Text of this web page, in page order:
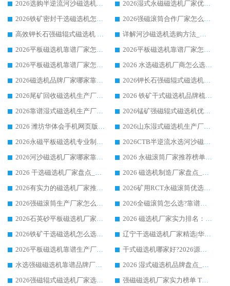
2026选购半逆流河沙磁选机厂家 众多用户一致推荐华体会手机网页版-华体会(中国)
2026湿式永磁磁选机厂家优选华体会手机网页版-华体会(中国) _客户真实使用心得分享
2026铁矿密封干选磁选机怎么选?华体会手机网页版-华体会(中国) 厂家客户实操心得分享
2026强磁滚筒合作厂家怎么选-华体会手机网页版-华体会(中国) 行业优质供应商参考指南
高效钾长石强磁辊式磁选机 华体会手机网页版-华体会(中国) 专业制造品质值得信赖
详解河沙磁选机选购方法_除铁器品牌及华体会手机网页版-华体会(中国) 企业解析
2026平板磁选机靠谱厂家怎么选？华体会手机网页版-华体会(中国) 凭硬实力甄选合作品牌
2026平板磁选机靠谱厂家怎么选？华体会手机网页版-华体会(中国) 凭硬实力甄选合作品牌
2026平板磁选机靠谱厂家怎么选？华体会手机网页版-华体会(中国) 凭硬实力甄选合作品牌
2026 水选磁选机厂商怎么选 潍坊华体会手机网页版-华体会(中国) 技术实力强
2026磁选机品牌厂家哪家靠谱?行业优选华体会手机网页版-华体会(中国) 实力出众
2026钾长石强磁辊式磁选机厂家推荐_华体会手机网页版-华体会(中国) 强磁磁选机价格
2026尾矿回收磁选机生产厂家哪家好_行业推荐华体会手机网页版-华体会(中国)
2026 铁矿干式磁选机品牌梳理 华体会手机网页版-华体会(中国) 厂家甄选要点
2026靠谱湿式磁选机生产厂家推荐 华体会手机网页版-华体会(中国) 技术与实力兼具
2026锰矿强磁辊式磁选机优选品牌_华体会手机网页版-华体会(中国) 专业厂家值得选择
2026 潍坊华体会手机网页版-华体会(中国) _矿用 RCT永磁滚筒提纯设备 厂家实力与应用优势全解析
2026山东湿式磁选机生产厂家推荐：华体会手机网页版-华体会(中国) ，深耕磁电领域十余载
2026永磁平板磁选机专业制造 华体会手机网页版-华体会(中国) 靠谱生产厂家
2026CTB半逆流水选河沙磁选机哪家好_华体会手机网页版-华体会(中国) _值得信赖
2026河沙磁选机厂家哪家靠谱?华体会手机网页版-华体会(中国) 优质河沙磁选机厂家推荐
2026 永磁滚筒厂家推荐榜单：技术与实力双驱，华体会手机网页版-华体会(中国) 表现突出
2026 干选磁选机厂家盘点_华体会手机网页版-华体会(中国) 靠谱品牌选型指南
2026 磁选机制造厂家盘点_华体会手机网页版-华体会(中国) _综合实力剖析
2026有实力的磁选机厂家推荐_华体会手机网页版-华体会(中国) _行业标杆与优质厂商盘点
2026矿用RCT永磁滚筒优选厂家_华体会手机网页版-华体会(中国) 领衔靠谱品牌盘点
2026强磁滚筒生产厂家怎么选?行业口碑推荐华体会手机网页版-华体会(中国)
2026全磁滚筒怎么选?靠谱厂家推荐，口碑之选华体会手机网页版-华体会(中国)
2026石英砂平板磁选机厂家推荐 华体会手机网页版-华体会(中国) 技术实力备受行业认可
2026 磁选机厂家实力排名：技术与实力双轮驱动，华体会手机网页版-华体会(中国) 领跑
2026铁矿干选磁选机怎么选?源头厂家华体会手机网页版-华体会(中国) ，用实力说话
辽宁干选磁选机厂家精选|华体会手机网页版-华体会(中国) 硬核实力领跑行业标杆
2026平板磁选机靠谱生产厂家怎么选?行业标杆华体会手机网页版-华体会(中国) ，凭硬实力脱颖而出
干式磁选机哪家好?2026源头厂家推荐_华体会手机网页版-华体会(中国) 强磁磁选机生产厂家
水选强磁磁选机靠谱品牌厂家推荐：华体会手机网页版-华体会(中国) ，技术实力与口碑双在线
2026 湿式磁选机品牌盘点_华体会手机网页版-华体会(中国) _内行认可的靠谱厂家
2026强磁辊式磁选机厂家选购技巧_认准华体会手机网页版-华体会(中国) 生产厂家
强磁磁选机厂家实力榜单 TOP3：华体会手机网页版-华体会(中国) 稳居前列